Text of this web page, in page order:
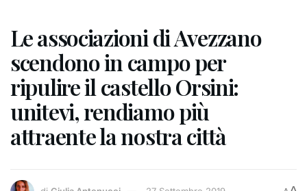
Le associazioni di Avezzano
scendono in campo per
ripulire il castello Orsini:
unitevi, rendiamo più
attraente la nostra città